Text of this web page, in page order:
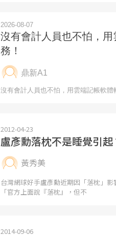
2012-04-23
盧彥勳落枕不是睡覺引起
黃秀美
台灣網球好手盧彥勳近期因「落枕」
「官方上面說『落枕』，但不
2014-09-06